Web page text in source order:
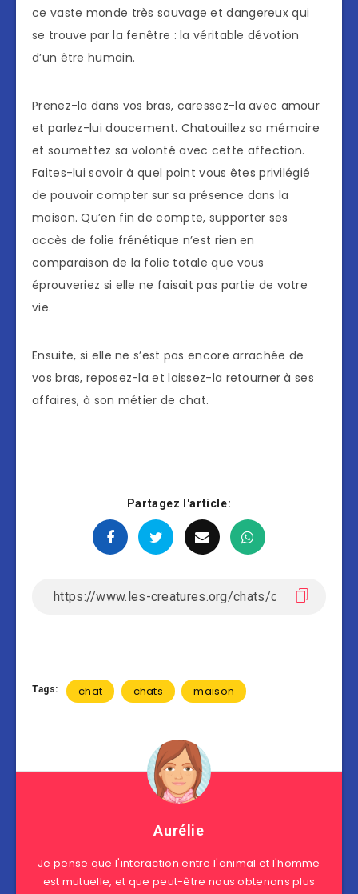
ce vaste monde très sauvage et dangereux qui
se trouve par la fenêtre : la véritable dévotion
d’un être humain.
Prenez-la dans vos bras, caressez-la avec amour
et parlez-lui doucement. Chatouillez sa mémoire
et soumettez sa volonté avec cette affection.
Faites-lui savoir à quel point vous êtes privilégié
de pouvoir compter sur sa présence dans la
maison. Qu’en fin de compte, supporter ses
accès de folie frénétique n’est rien en
comparaison de la folie totale que vous
éprouveriez si elle ne faisait pas partie de votre
vie.
Ensuite, si elle ne s’est pas encore arrachée de
vos bras, reposez-la et laissez-la retourner à ses
affaires, à son métier de chat.
Partagez l'article:
Tags: chat chats maison
Aurélie
Je pense que l'interaction entre l'animal et l'homme
est mutuelle, et que peut-être nous obtenons plus